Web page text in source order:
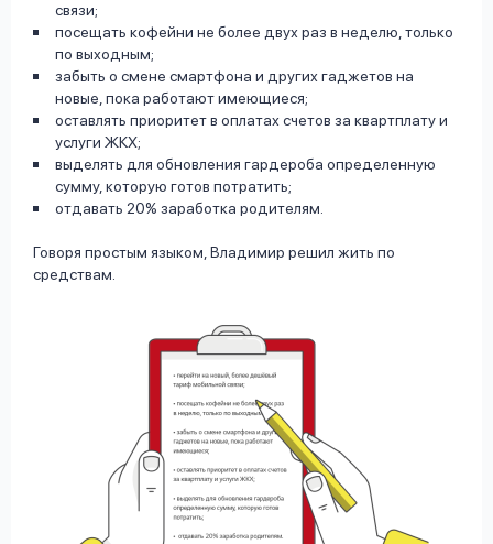
связи;
посещать кофейни не более двух раз в неделю, только
по выходным;
забыть о смене смартфона и других гаджетов на
новые, пока работают имеющиеся;
оставлять приоритет в оплатах счетов за квартплату и
услуги ЖКХ;
выделять для обновления гардероба определенную
сумму, которую готов потратить;
отдавать 20% заработка родителям.
Говоря простым языком, Владимир решил жить по
средствам.